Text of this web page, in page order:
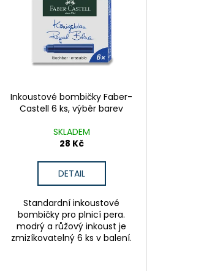
Inkoustové bombičky Faber-
Castell 6 ks, výběr barev
SKLADEM
28 Kč
DETAIL
Standardní inkoustové
bombičky pro plnicí pera.
modrý a růžový inkoust je
zmizíkovatelný 6 ks v balení.